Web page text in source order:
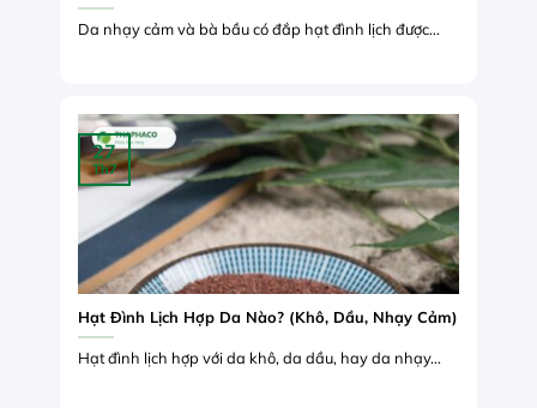
Da nhạy cảm và bà bầu có đắp hạt đình lịch được...
Hạt Đình Lịch Hợp Da Nào? (Khô, Dầu, Nhạy Cảm)
Hạt đình lịch hợp với da khô, da dầu, hay da nhạy...
27
Th7